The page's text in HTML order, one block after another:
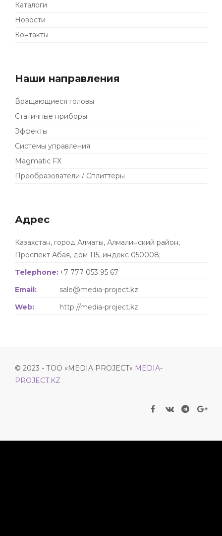
Каталоги
Новости
Контакты
Наши направления
Вращающиеся головы
Статичные приборы
Эффекты
Системы управления
Magmatic FX
Преобразователи / Сплиттеры
Адрес
Казахстан, город Алматы, Алмалинский район,
Проспект Абая, дом 115, индекс 050008;
Telephone:+7 777 053 95 67
Email:
sale@media-project.kz
Web:
http://media-project.kz
© 2023 - ТОО «MEDIA PROJECT» MEDIA-
PROJECT.KZ